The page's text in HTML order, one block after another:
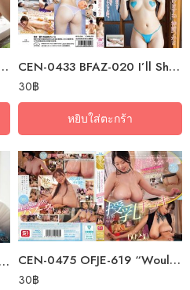
· Mita Haniro (Housekeeper Mita) / Mita… CEN-0433 BFAZ-020 I’ll Show You More / Tsukasa Kamimae (Blu-ray Disc)
30฿
หยิบใส่ตะกร้า
CEN-0438 BGRP-013 Mana Sakura Is Mana Sakura Too Much Love Had Become Her… CEN-0475 OFJE-619 “Would You Like To Drown In Boobs?” A Beautiful, Soft,…
30฿